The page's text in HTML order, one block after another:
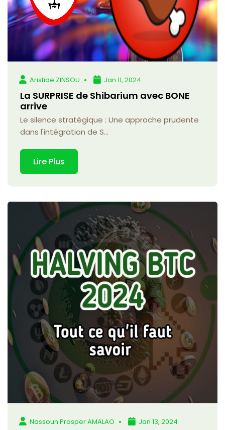
Aristide ZINSOU Jan 11, 2024
La SURPRISE de Shibarium avec BONE
arrive
Le silence stratégique : Une approche prudente
dans l'intégration de S...
Lire Plus
Nassoun Prosper AMALAO Jan 13, 2024